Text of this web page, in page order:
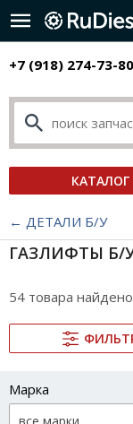
+7 (918) 274-73-80
КАТАЛОГ
← ДЕТАЛИ Б/У
ГАЗЛИФТЫ Б/
54 товара найдено
Марка